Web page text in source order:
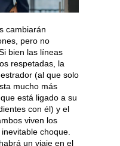
cambiarán
pero no
bien las líneas
respetadas, la
(al que solo
mucho más
está ligado a su
con él) y el
viven los
choque.
un viaje en el